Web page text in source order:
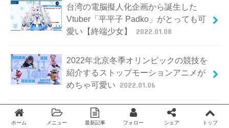
台湾の電脳擬人化企画から誕生した
Vtuber「平平子 Padko」がとっても可
愛い【終端少女】
2022.01.08
2022年北京冬季オリンピックの競技を
紹介するストップモーションアニメが
めちゃ可愛い 2022.01.06
ビリビリ動画による大規模新作アニメ
ホーム メニュー 最新記事 フォロー シェア トップ
Twitter facebook